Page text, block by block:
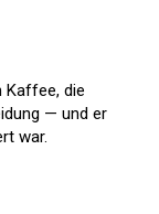
Kaffee, die
— und er
war.